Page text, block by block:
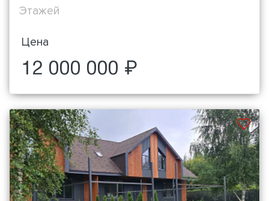
Этажей
Цена
12 000 000 ₽